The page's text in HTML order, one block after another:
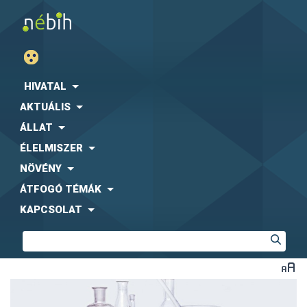
HIVATAL
AKTUÁLIS
ÁLLAT
ÉLELMISZER
NÖVÉNY
ÁTFOGÓ TÉMÁK
KAPCSOLAT